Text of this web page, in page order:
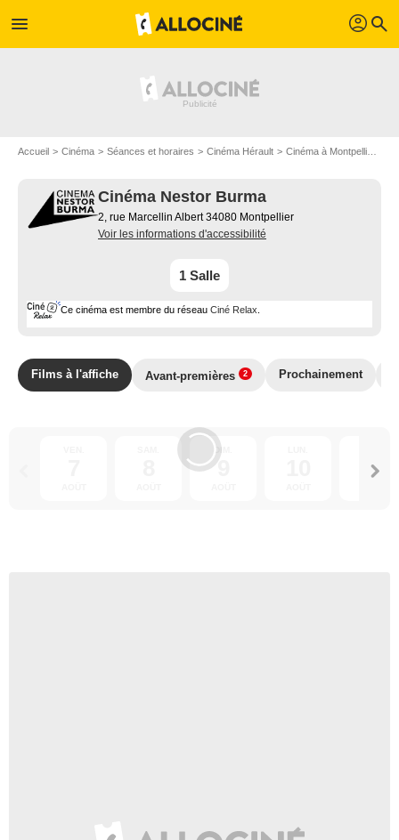
menu profil search
Accueil Cinéma Séances et horaires Cinéma Hérault Cinéma à Montpellier
Cinéma Nestor Burma
2, rue Marcellin Albert 34080 Montpellier
Voir les informations d'accessibilité
1 Salle
Ce cinéma est membre du réseau Ciné Relax
Films à l'affiche Avant-premières 2 Prochainement
9 11